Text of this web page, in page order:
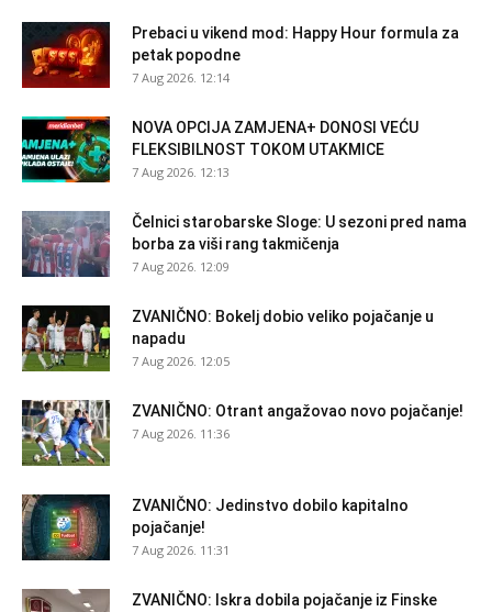
Prebaci u vikend mod: Happy Hour formula za
petak popodne
7 Aug 2026. 12:14
NOVA OPCIJA ZAMJENA+ DONOSI VEĆU
FLEKSIBILNOST TOKOM UTAKMICE
7 Aug 2026. 12:13
Čelnici starobarske Sloge: U sezoni pred nama
borba za viši rang takmičenja
7 Aug 2026. 12:09
ZVANIČNO: Bokelj dobio veliko pojačanje u
napadu
7 Aug 2026. 12:05
ZVANIČNO: Otrant angažovao novo pojačanje!
7 Aug 2026. 11:36
ZVANIČNO: Jedinstvo dobilo kapitalno
pojačanje!
7 Aug 2026. 11:31
ZVANIČNO: Iskra dobila pojačanje iz Finske